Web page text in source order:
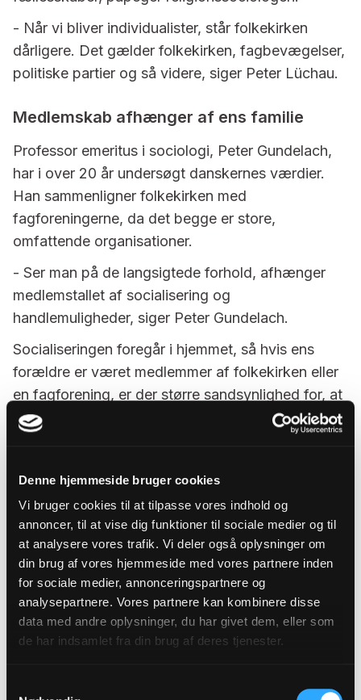
Denne hjemmeside bruger cookies
Vi bruger cookies til at tilpasse vores indhold og
annoncer, til at vise dig funktioner til sociale medier og til
at analysere vores trafik. Vi deler også oplysninger om
din brug af vores hjemmeside med vores partnere inden
for sociale medier, annonceringspartnere og
analysepartnere. Vores partnere kan kombinere disse
data med andre oplysninger, du har givet dem, eller som
de har indsamlet fra din brug af deres tjenester.
- Når vi bliver individualister, står folkekirken
dårligere. Det gælder folkekirken, fagbevægelser,
politiske partier og så videre, siger Peter Lüchau.
Medlemskab afhænger af ens familie
Professor emeritus i sociologi, Peter Gundelach,
har i over 20 år undersøgt danskernes værdier.
Han sammenligner folkekirken med
fagforeningerne, da det begge er store,
omfattende organisationer.
- Ser man på de langsigtede forhold, afhænger
medlemstallet af socialisering og
handlemuligheder, siger Peter Gundelach.
Socialiseringen foregår i hjemmet, så hvis ens
forældre er været medlemmer af folkekirken eller
en fagforening, er der større sandsynlighed for, at
man selv bliver medlem.
- Indenfor fagforeningerne er der kommet gule
fagforeninger og kirkeligt kommer der andre
religioner. Man begynder at opfatte tingene som
et valg, fordi der faktisk er forskellige muligheder,
siger Peter Gundelach.
Sammenlignet med udlandet står
Sammenligner man folkekirkens medlemstal med